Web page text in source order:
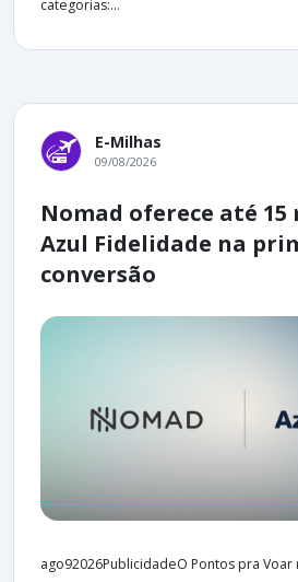
categorias:...
E-Milhas
09/08/2026
Nomad oferece até
Azul Fidelidade na
conversão
ago92026PublicidadeO Pontos pra